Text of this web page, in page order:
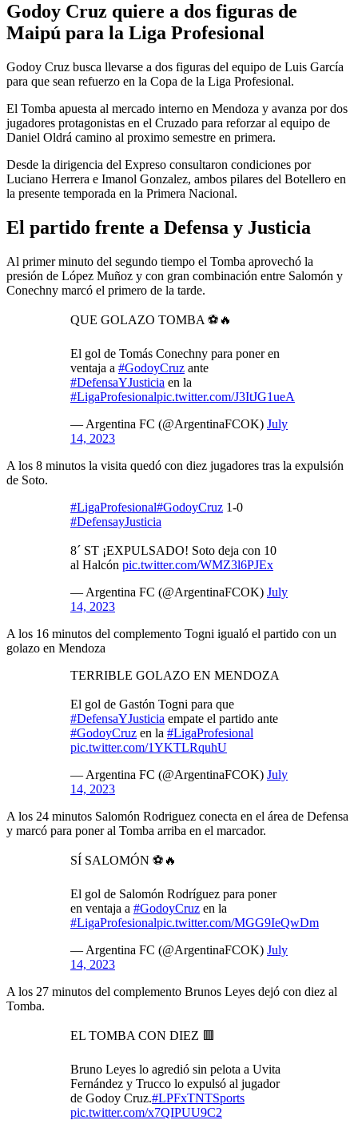
Godoy Cruz quiere a dos figuras de
Maipú para la Liga Profesional
Godoy Cruz busca llevarse a dos figuras del equipo de Luis García
para que sean refuerzo en la Copa de la Liga Profesional.
El Tomba apuesta al mercado interno en Mendoza y avanza por dos
jugadores protagonistas en el Cruzado para reforzar al equipo de
Daniel Oldrá camino al proximo semestre en primera.
Desde la dirigencia del Expreso consultaron condiciones por
Luciano Herrera e Imanol Gonzalez, ambos pilares del Botellero en
la presente temporada en la Primera Nacional.
El partido frente a Defensa y Justicia
Al primer minuto del segundo tiempo el Tomba aprovechó la
presión de López Muñoz y con gran combinación entre Salomón y
Conechny marcó el primero de la tarde.
QUE GOLAZO TOMBA ⚽️🔥
El gol de Tomás Conechny para poner en
ventaja a #GodoyCruz ante
#DefensaYJusticia en la
#LigaProfesionalpic.twitter.com/J3ItJG1ueA
— Argentina FC (@ArgentinaFCOK) July
14, 2023
A los 8 minutos la visita quedó con diez jugadores tras la expulsión
de Soto.
#LigaProfesional#GodoyCruz 1-0
#DefensayJusticia
8´ ST ¡EXPULSADO! Soto deja con 10
al Halcón pic.twitter.com/WMZ3l6PJEx
— Argentina FC (@ArgentinaFCOK) July
14, 2023
A los 16 minutos del complemento Togni igualó el partido con un
golazo en Mendoza
TERRIBLE GOLAZO EN MENDOZA
El gol de Gastón Togni para que
#DefensaYJusticia empate el partido ante
#GodoyCruz en la #LigaProfesional
pic.twitter.com/1YKTLRquhU
— Argentina FC (@ArgentinaFCOK) July
14, 2023
A los 24 minutos Salomón Rodriguez conecta en el área de Defensa
y marcó para poner al Tomba arriba en el marcador.
SÍ SALOMÓN ⚽️🔥
El gol de Salomón Rodríguez para poner
en ventaja a #GodoyCruz en la
#LigaProfesionalpic.twitter.com/MGG9IeQwDm
— Argentina FC (@ArgentinaFCOK) July
14, 2023
A los 27 minutos del complemento Brunos Leyes dejó con diez al
Tomba.
EL TOMBA CON DIEZ 🟥
Bruno Leyes lo agredió sin pelota a Uvita
Fernández y Trucco lo expulsó al jugador
de Godoy Cruz.#LPFxTNTSports
pic.twitter.com/x7QIPUU9C2